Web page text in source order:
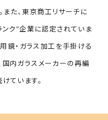
また、東京商工リサーチに
ク”企業に認定されていま
鏡・ガラス加工を手掛ける
内ガラスメーカーの再編
ています。